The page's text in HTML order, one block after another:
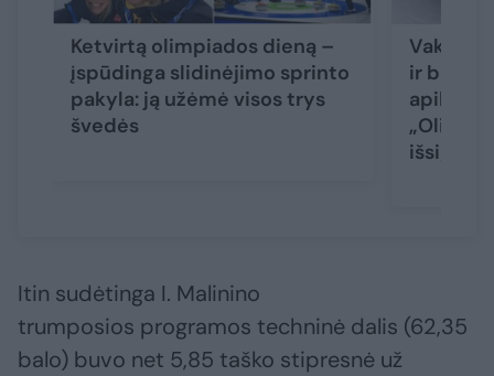
Ketvirtą olimpiados dieną –
įspūdinga slidinėjimo sprinto
pakyla: ją užėmė visos trys
švedės
Vakarų
ir
Itin sudėtinga I. Malinino
trumposios programos techninė dalis (62,35
balo) buvo net 5,85 taško stipresnė už